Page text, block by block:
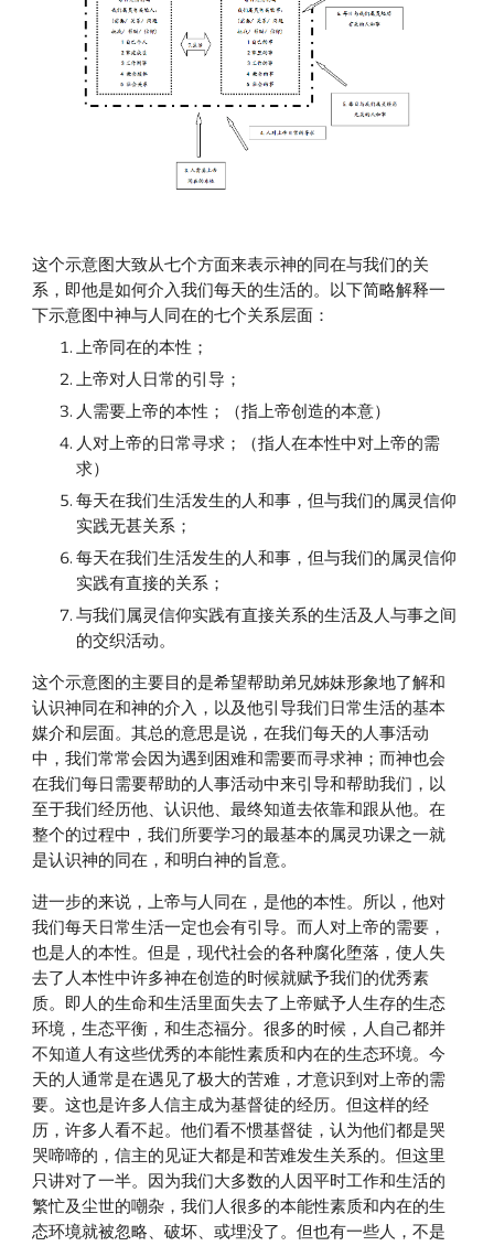
这个示意图大致从七个方面来表示神的同在与我们的关
系，即他是如何介入我们每天的生活的。以下简略解释一
下示意图中神与人同在的七个关系层面：
上帝同在的本性；
上帝对人日常的引导；
人需要上帝的本性；（指上帝创造的本意）
人对上帝的日常寻求；（指人在本性中对上帝的需
求）
每天在我们生活发生的人和事，但与我们的属灵信仰
实践无甚关系；
每天在我们生活发生的人和事，但与我们的属灵信仰
实践有直接的关系；
与我们属灵信仰实践有直接关系的生活及人与事之间
的交织活动。
这个示意图的主要目的是希望帮助弟兄姊妹形象地了解和
认识神同在和神的介入，以及他引导我们日常生活的基本
媒介和层面。其总的意思是说，在我们每天的人事活动
中，我们常常会因为遇到困难和需要而寻求神；而神也会
在我们每日需要帮助的人事活动中来引导和帮助我们，以
至于我们经历他、认识他、最终知道去依靠和跟从他。在
整个的过程中，我们所要学习的最基本的属灵功课之一就
是认识神的同在，和明白神的旨意。
进一步的来说，上帝与人同在，是他的本性。所以，他对
我们每天日常生活一定也会有引导。而人对上帝的需要，
也是人的本性。但是，现代社会的各种腐化堕落，使人失
去了人本性中许多神在创造的时候就赋予我们的优秀素
质。即人的生命和生活里面失去了上帝赋予人生存的生态
环境，生态平衡，和生态福分。很多的时候，人自己都并
不知道人有这些优秀的本能性素质和内在的生态环境。今
天的人通常是在遇见了极大的苦难，才意识到对上帝的需
要。这也是许多人信主成为基督徒的经历。但这样的经
历，许多人看不起。他们看不惯基督徒，认为他们都是哭
哭啼啼的，信主的见证大都是和苦难发生关系的。但这里
只讲对了一半。因为我们大多数的人因平时工作和生活的
繁忙及尘世的嘲杂，我们人很多的本能性素质和内在的生
态环境就被忽略、破坏、或埋没了。但也有一些人，不是